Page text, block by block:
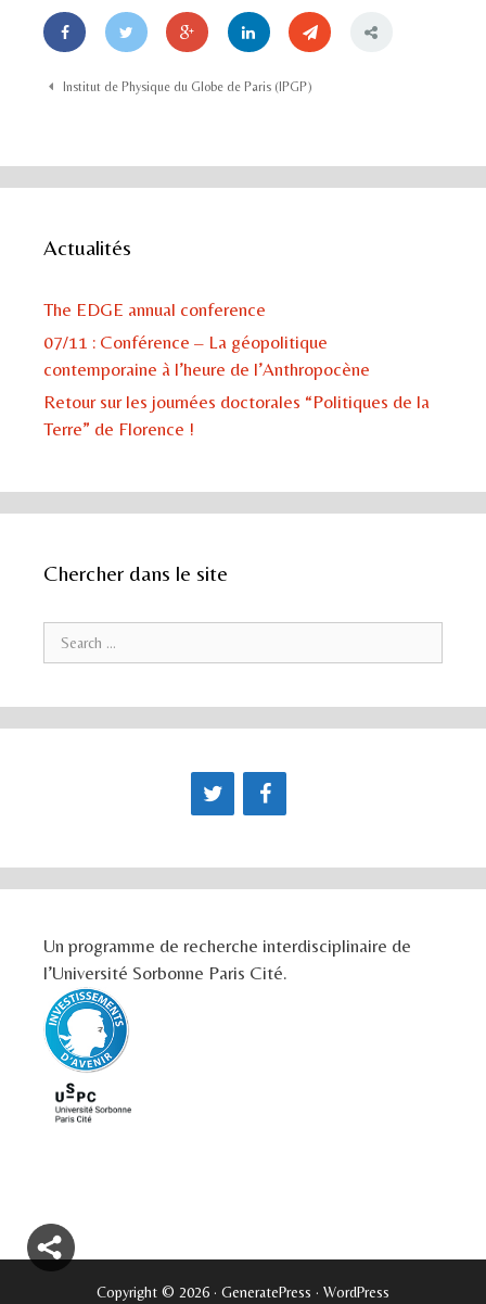
Post navigation
Institut de Physique du Globe de Paris (IPGP)
Actualités
The EDGE annual conference
07/11 : Conférence – La géopolitique
contemporaine à l’heure de l’Anthropocène
Retour sur les journées doctorales “Politiques de la
Terre” de Florence !
Chercher dans le site
Search for:
Un programme de recherche interdisciplinaire de
l’Université Sorbonne Paris Cité.
Copyright © 2026 · GeneratePress · WordPress